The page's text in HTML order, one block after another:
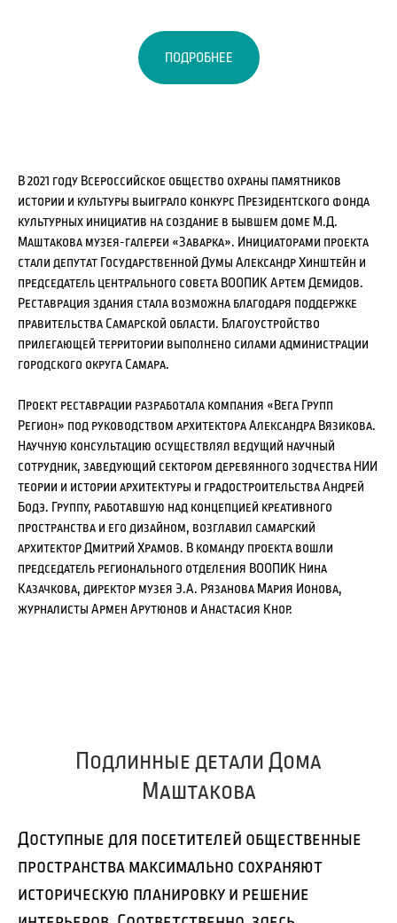
ПОДРОБНЕЕ
В 2021 году Всероссийское общество охраны памятников
истории и культуры выиграло конкурс Президентского фонда
культурных инициатив на создание в бывшем доме М.Д.
Маштакова музея-галереи «Заварка». Инициаторами проекта
стали депутат Государственной Думы Александр Хинштейн и
председатель центрального совета ВООПИК Артем Демидов.
Реставрация здания стала возможна благодаря поддержке
правительства Самарской области. Благоустройство
прилегающей территории выполнено силами администрации
городского округа Самара.
Проект реставрации разработала компания «Вега Групп
Регион» под руководством архитектора Александра Вязикова.
Научную консультацию осуществлял ведущий научный
сотрудник, заведующий сектором деревянного зодчества НИИ
теории и истории архитектуры и градостроительства Андрей
Бодэ. Группу, работавшую над концепцией креативного
пространства и его дизайном, возглавил самарский
архитектор Дмитрий Храмов. В команду проекта вошли
председатель регионального отделения ВООПИК Нина
Казачкова, директор музея Э.А. Рязанова Мария Ионова,
журналисты Армен Арутюнов и Анастасия Кнор.
Подлинные детали Дома
Маштакова
Доступные для посетителей общественные
пространства максимально сохраняют
историческую планировку и решение